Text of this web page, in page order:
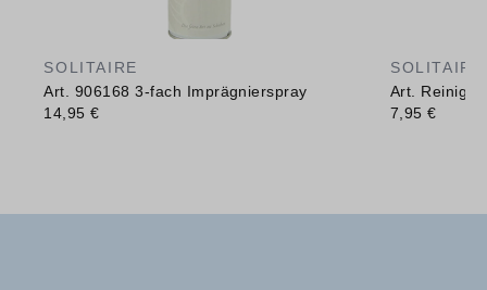
SOLITAIRE
Art. 906168 3-fach Imprägnierspray
14,95 €
SOLITAIRE
Art.
7,95 €